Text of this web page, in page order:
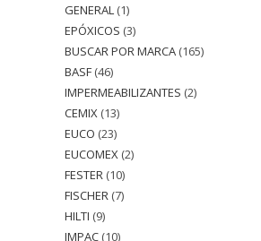
GENERAL 1
EPÓXICOS 3
BUSCAR POR MARCA 165
BASF 46
IMPERMEABILIZANTES 2
CEMIX 13
EUCO 23
EUCOMEX 2
FESTER 10
FISCHER 7
HILTI 9
IMPAC 10